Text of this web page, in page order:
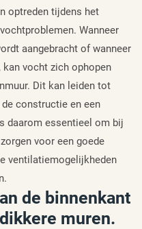
optreden tijdens het
Wanneer
aangebracht of wanneer
vocht zich ophopen
Dit kan leiden tot
constructie en een
daarom essentieel om bij
voor een goede
ventilatiemogelijkheden
de binnenkant
muren.